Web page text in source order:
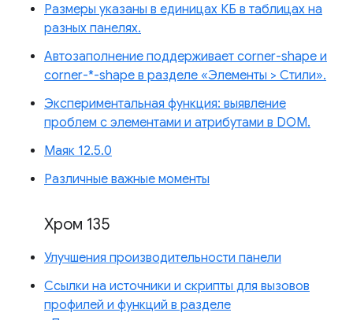
Размеры указаны в единицах КБ в таблицах на
разных панелях.
Автозаполнение поддерживает corner-shape и
corner-*-shape в разделе «Элементы > Стили».
Экспериментальная функция: выявление
проблем с элементами и атрибутами в DOM.
Маяк 12.5.0
Различные важные моменты
Хром 135
Улучшения производительности панели
Ссылки на источники и скрипты для вызовов
профилей и функций в разделе